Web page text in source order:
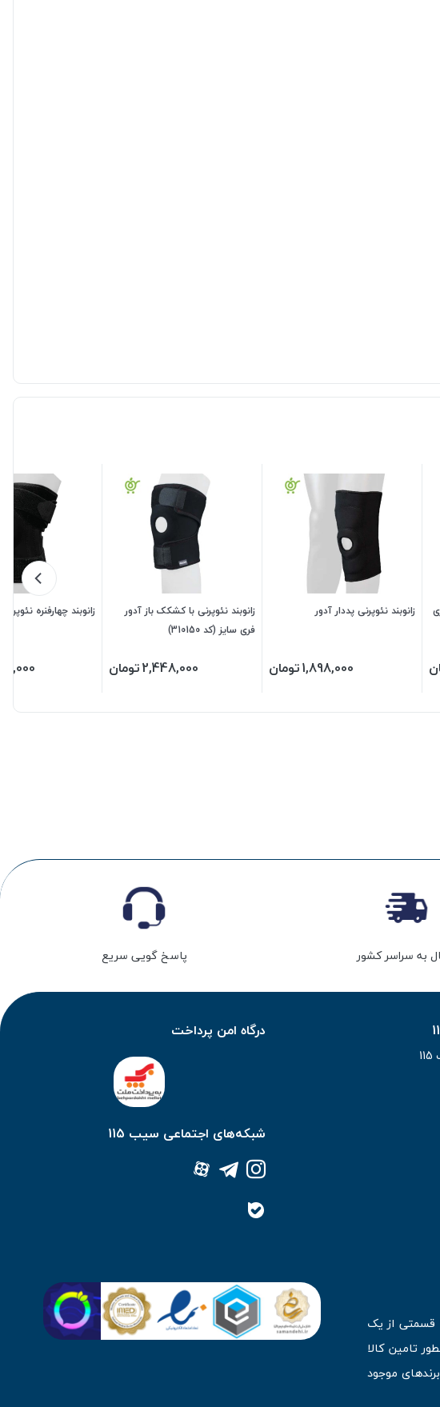
زانوبند نئوپرنی پددار آدور
1,898,000تومان
زانوبند نئوپرنی با کشکک باز آدور
فری سایز (کد 310150)
2,448,000تومان
زانوبند چهارفنره
به سراسر کشور پاسخ گویی سریع
درگاه امن پرداخت
شبکه‌های اجتماعی سیب 115
فروشگاه اینترنتی سیب 115 در اولین روزهای شروع قرن جدید ( فروردین 1401) کار خود را آغاز کرد. از آنجایی که گروه سیب 115 قسمتی از یک
تامین کالا
موجود